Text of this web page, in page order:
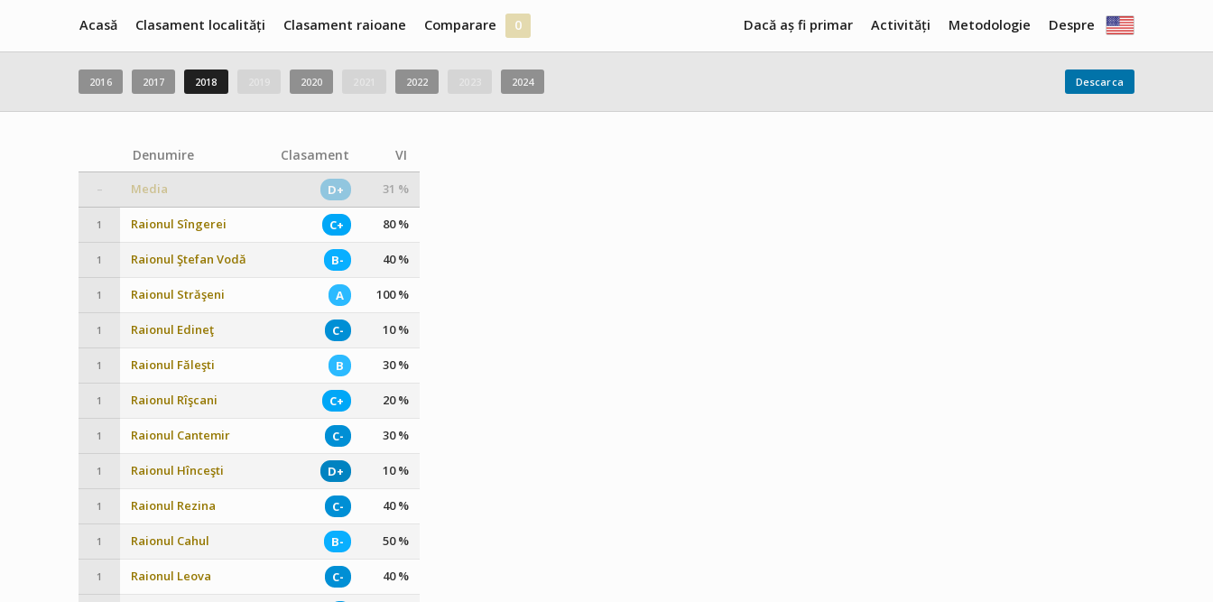
Acasă Despre
Clasament localități Metodologie
Clasament raioane Activități
Comparare 0 Dacă aș fi primar
2016 2017 2018 2020 2022 2024 Descarca
Denumire Clasament VI
– Media D+ 31 %
1 Raionul Sîngerei C+ 80 %
1 Raionul Ştefan Vodă B- 40 %
1 Raionul Străşeni A 100 %
1 Raionul Edineţ C- 10 %
1 Raionul Făleşti B 30 %
1 Raionul Rîşcani C+ 20 %
1 Raionul Cantemir C- 30 %
1 Raionul Hînceşti D+ 10 %
1 Raionul Rezina C- 40 %
1 Raionul Cahul B- 50 %
1 Raionul Leova C- 40 %